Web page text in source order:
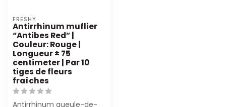
FRESHY
Antirrhinum muflier
“Antibes Red” |
Couleur: Rouge |
Longueur ± 75
centimeter | Par 10
tiges de fleurs
fraîches
Antirrhinum gueule-de-